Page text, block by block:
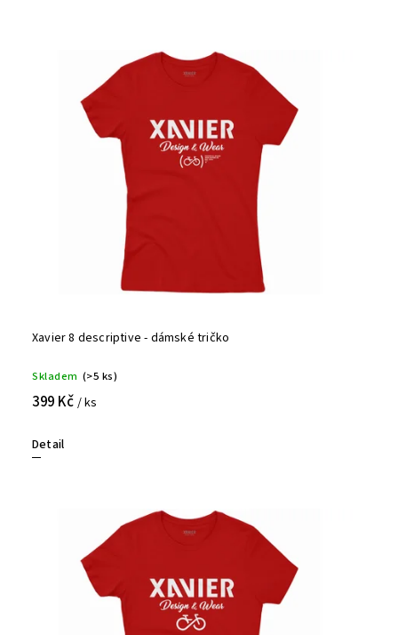
Xavier 8 descriptive - dámské tričko
Skladem (>5 ks)
399 Kč / ks
Detail